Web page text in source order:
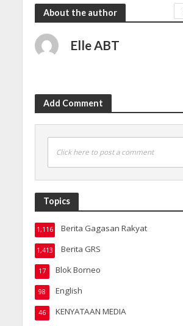
About the author
Elle ABT
Add Comment
Click here to post a comment
Topics
Berita Gagasan Rakyat
1,116
Berita GRS
1,413
Blok Borneo
17
English
98
KENYATAAN MEDIA
46